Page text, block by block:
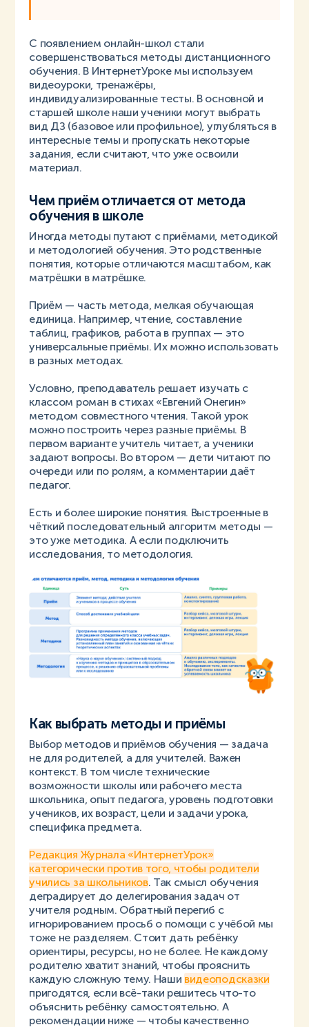
С появлением онлайн-школ стали
совершенствоваться методы дистанционного
обучения. В ИнтернетУроке мы используем
видеоуроки, тренажёры,
индивидуализированные тесты. В основной и
старшей школе наши ученики могут выбрать
вид ДЗ (базовое или профильное), углубляться в
интересные темы и пропускать некоторые
задания, если считают, что уже освоили
материал.
Чем приём отличается от метода
обучения в школе
Иногда методы путают с приёмами, методикой
и методологией обучения. Это родственные
понятия, которые отличаются масштабом, как
матрёшки в матрёшке.
Приём — часть метода, мелкая обучающая
единица. Например, чтение, составление
таблиц, графиков, работа в группах — это
универсальные приёмы. Их можно использовать
в разных методах.
Условно, преподаватель решает изучать с
классом роман в стихах «Евгений Онегин»
методом совместного чтения. Такой урок
можно построить через разные приёмы. В
первом варианте учитель читает, а ученики
задают вопросы. Во втором — дети читают по
очереди или по ролям, а комментарии даёт
педагог.
Есть и более широкие понятия. Выстроенные в
чёткий последовательный алгоритм методы —
это уже методика. А если подключить
исследования, то методология.
Как выбрать методы и приёмы
Выбор методов и приёмов обучения — задача
не для родителей, а для учителей. Важен
контекст. В том числе технические
возможности школы или рабочего места
школьника, опыт педагога, уровень подготовки
учеников, их возраст, цели и задачи урока,
специфика предмета.
Редакция Журнала «ИнтернетУрок»
категорически против того, чтобы родители
учились за школьников. Так смысл обучения
деградирует до делегирования задач от
учителя родным. Обратный перегиб с
игнорированием просьб о помощи с учёбой мы
тоже не разделяем. Стоит дать ребёнку
ориентиры, ресурсы, но не более. Не каждому
родителю хватит знаний, чтобы прояснить
каждую сложную тему. Наши видеоподсказки
пригодятся, если всё-таки решитесь что-то
объяснить ребёнку самостоятельно. А
рекомендации ниже — чтобы качественно